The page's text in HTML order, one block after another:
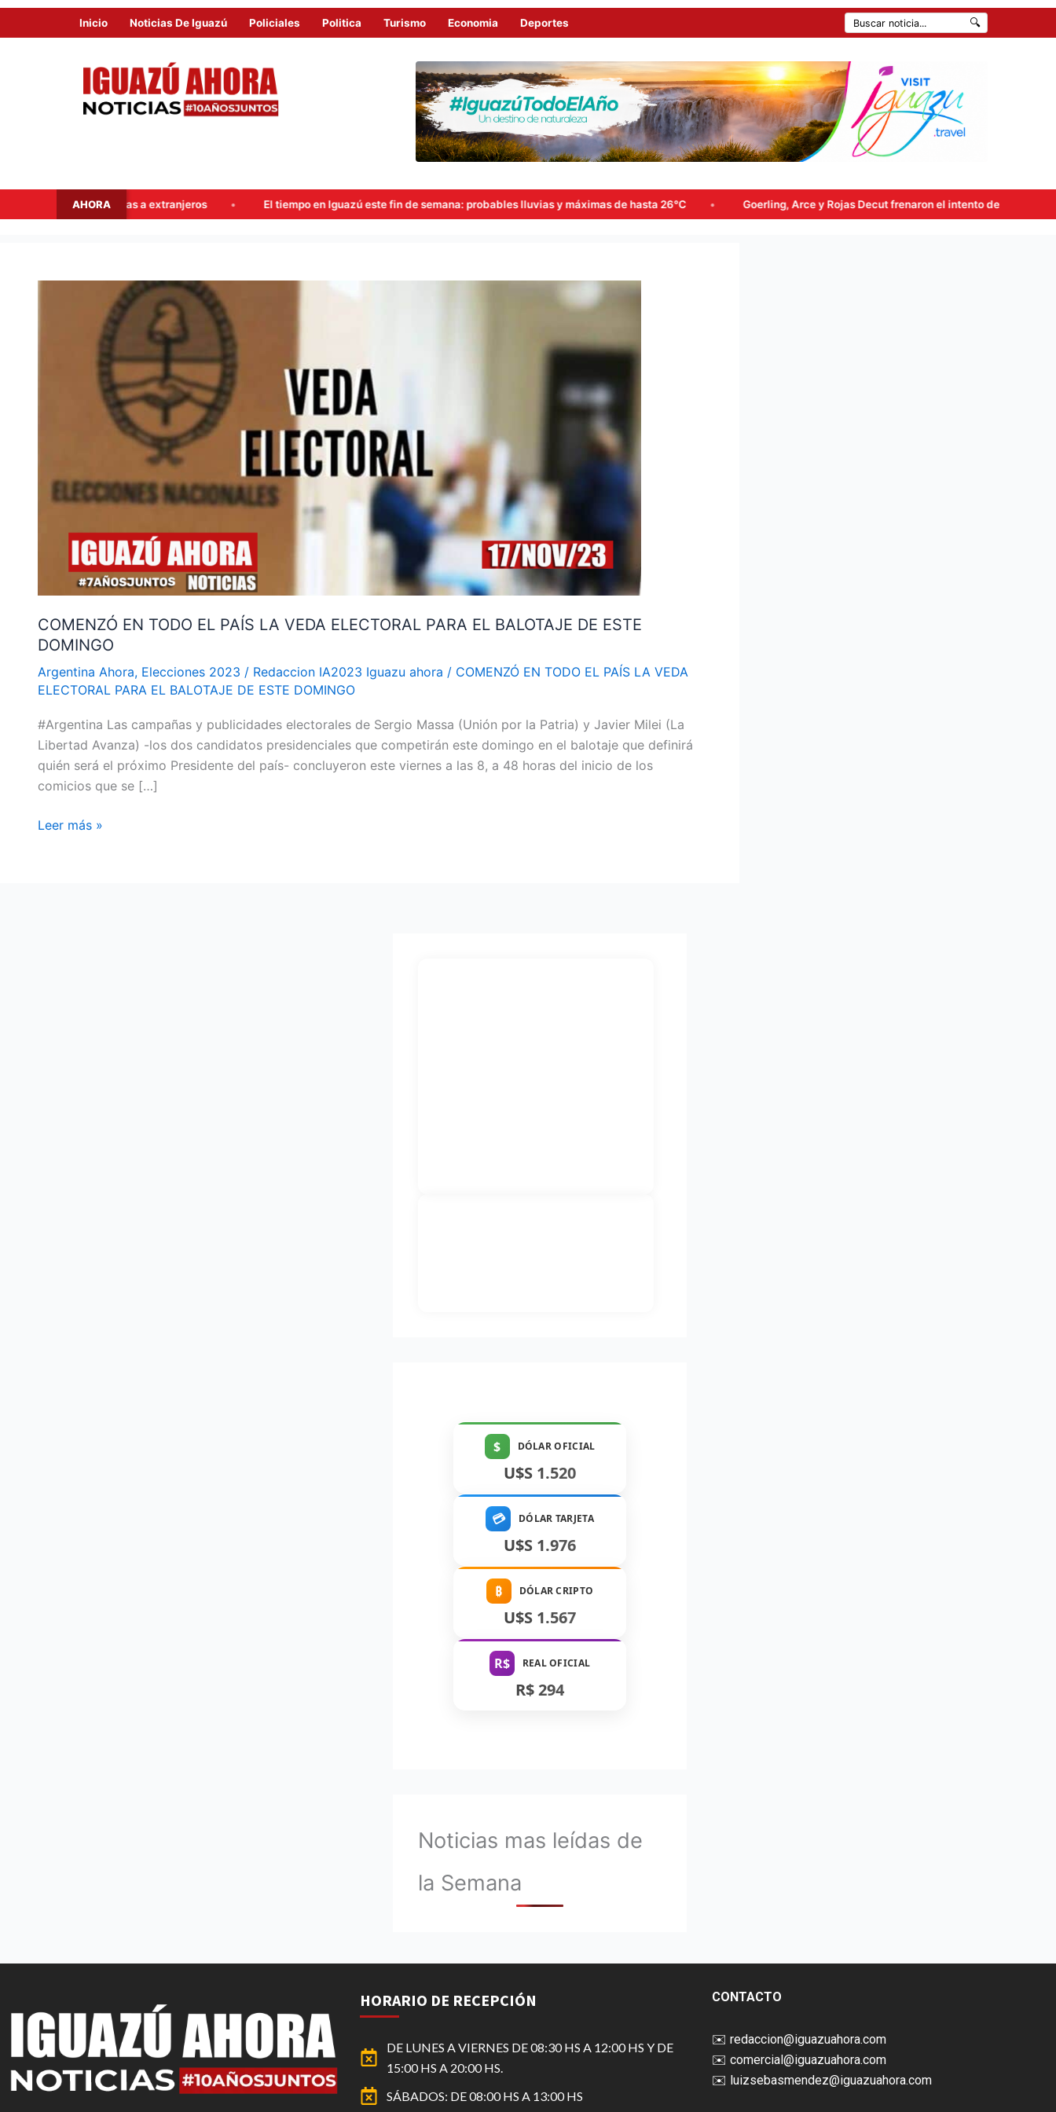
Inicio Noticias De Iguazú Policiales Politica Turismo Economia Deportes 🔍
AHORA
a extranjeros El tiempo en Iguazú este fin de semana: probables lluvias y máximas de hasta 26°C Goerling, Arce y Rojas Decut frenaron el intento de enviar a comisión la ley de
COMENZÓ EN TODO EL PAÍS LA VEDA ELECTORAL PARA EL BALOTAJE DE ESTE
DOMINGO
Argentina Ahora, Elecciones 2023 / Redaccion IA2023 Iguazu ahora / COMENZÓ EN TODO EL PAÍS LA VEDA
ELECTORAL PARA EL BALOTAJE DE ESTE DOMINGO
#Argentina Las campañas y publicidades electorales de Sergio Massa (Unión por la Patria) y Javier Milei (La
Libertad Avanza) -los dos candidatos presidenciales que competirán este domingo en el balotaje que definirá
quién será el próximo Presidente del país- concluyeron este viernes a las 8, a 48 horas del inicio de los
comicios que se […]
BALOTAJE
DOMINGO
Leer más »
$ DÓLAR OFICIAL
U$S 1.520
💳 DÓLAR TARJETA
U$S 1.976
₿ DÓLAR CRIPTO
U$S 1.567
R$ REAL OFICIAL
R$ 294
Noticias mas leídas de
la Semana
HORARIO DE RECEPCIÓN
DE LUNES A VIERNES DE 08:30 HS A 12:00 HS Y DE
15:00 HS A 20:00 HS.
SÁBADOS: DE 08:00 HS A 13:00 HS
CONTACTO
✉️ redaccion@iguazuahora.com
✉️ comercial@iguazuahora.com
✉️ luizsebasmendez@iguazuahora.com